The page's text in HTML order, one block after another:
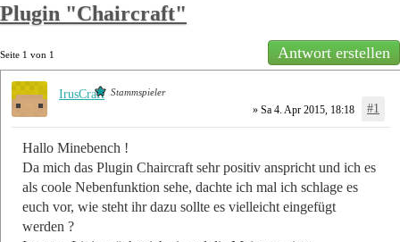
Plugin "Chaircraft"
Seite 1 von 1 Antwort erstellen
» Sa 4. Apr 2015, 18:18 #1
Hallo Minebench !
Da mich das Plugin Chaircraft sehr positiv anspricht und ich es
als coole Nebenfunktion sehe, dachte ich mal ich schlage es
euch vor, wie steht ihr dazu sollte es vielleicht eingefügt
werden ?
IrusCraft Stammspieler